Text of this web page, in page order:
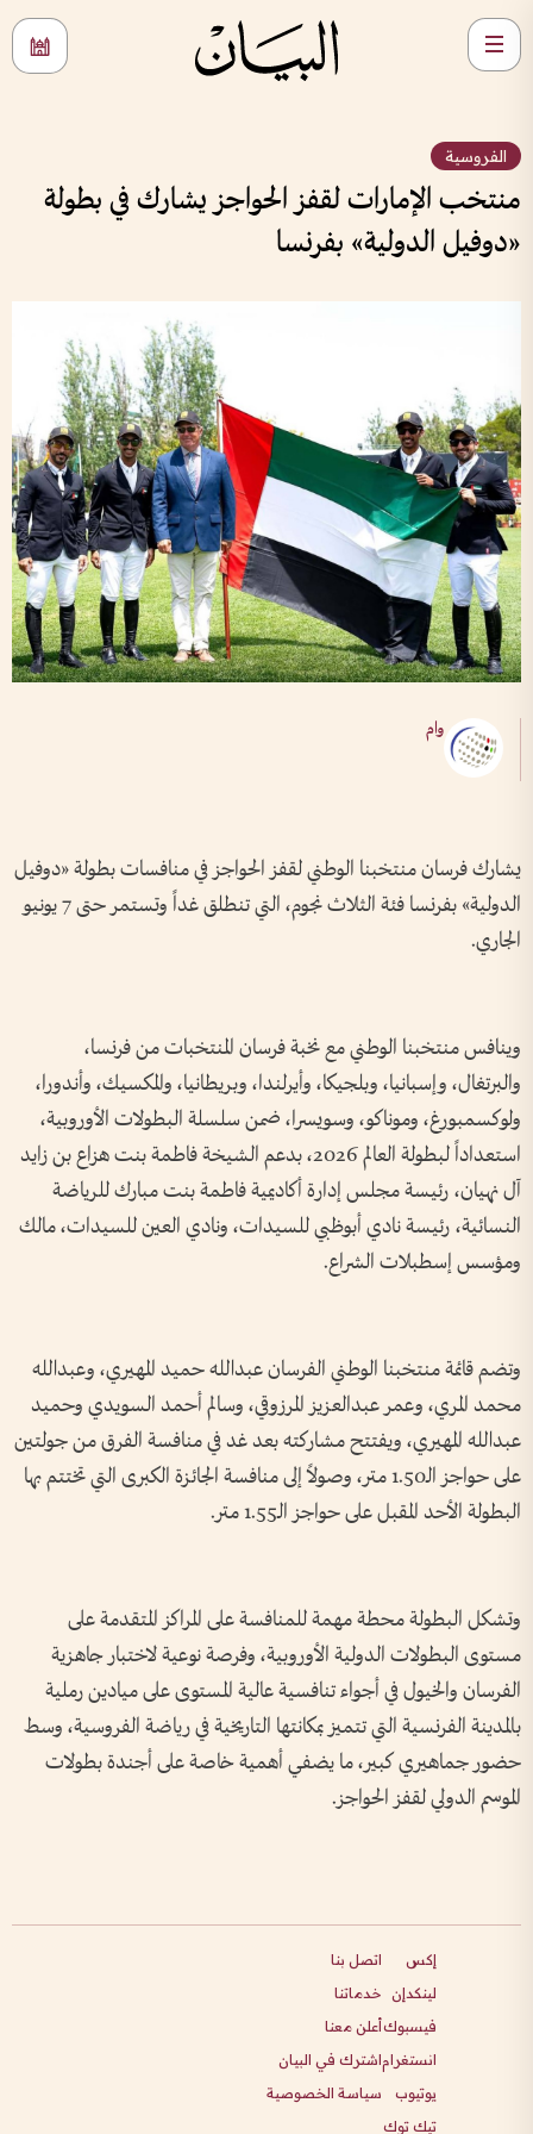
الفروسية
منتخب الإمارات لقفز الحواجز يشارك في بطولة
«دوفيل الدولية» بفرنسا
وام
يشارك فرسان منتخبنا الوطني لقفز الحواجز في منافسات بطولة «دوفيل
الدولية» بفرنسا فئة الثلاث نجوم، التي تنطلق غداً وتستمر حتى 7 يونيو
الجاري.
وينافس منتخبنا الوطني مع نخبة فرسان المنتخبات من فرنسا،
والبرتغال، وإسبانيا، وبلجيكا، وأيرلندا، وبريطانيا، والمكسيك، وأندورا،
ولوكسمبورغ، وموناكو، وسويسرا، ضمن سلسلة البطولات الأوروبية،
استعداداً لبطولة العالم 2026، بدعم الشيخة فاطمة بنت هزاع بن زايد
آل نهيان، رئيسة مجلس إدارة أكاديمية فاطمة بنت مبارك للرياضة
النسائية، رئيسة نادي أبوظبي للسيدات، ونادي العين للسيدات، مالك
ومؤسس إسطبلات الشراع.
وتضم قائمة منتخبنا الوطني الفرسان عبدالله حميد المهيري، وعبدالله
محمد المري، وعمر عبدالعزيز المرزوقي، وسالم أحمد السويدي وحميد
عبدالله المهيري، ويفتتح مشاركته بعد غد في منافسة الفرق من جولتين
على حواجز الـ1.50 متر، وصولاً إلى منافسة الجائزة الكبرى التي تختتم بها
البطولة الأحد المقبل على حواجز الـ1.55 متر.
وتشكل البطولة محطة مهمة للمنافسة على المراكز المتقدمة على
مستوى البطولات الدولية الأوروبية، وفرصة نوعية لاختبار جاهزية
الفرسان والخيول في أجواء تنافسية عالية المستوى على ميادين رملية
بالمدينة الفرنسية التي تتميز بمكانتها التاريخية في رياضة الفروسية، وسط
حضور جماهيري كبير، ما يضفي أهمية خاصة على أجندة بطولات
الموسم الدولي لقفز الحواجز.
إكس
لينكدإن
فيسبوك
انستغرام
يوتيوب
تيك توك
اتصل بنا
خدماتنا
أعلن معنا
اشترك في البيان
سياسة الخصوصية